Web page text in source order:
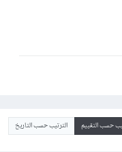
حسب التقييم الترتيب حسب التاريخ